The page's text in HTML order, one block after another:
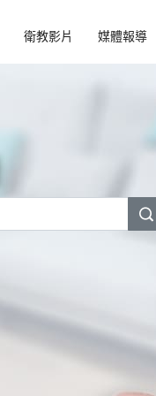
衛教影片 媒體報導